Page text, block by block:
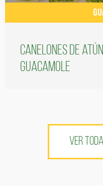
Canelones de
guacamole
VER